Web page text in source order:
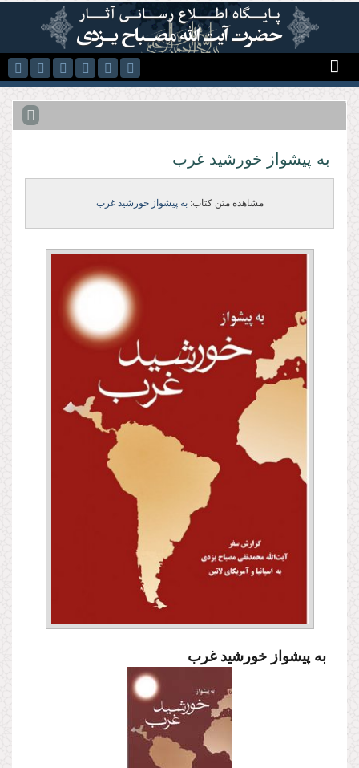
رفتن به محتوای اصلی
به پیشواز خورشید غرب
مشاهده متن کتاب:به پیشواز خورشید غرب‌
به پیشواز خورشید غرب